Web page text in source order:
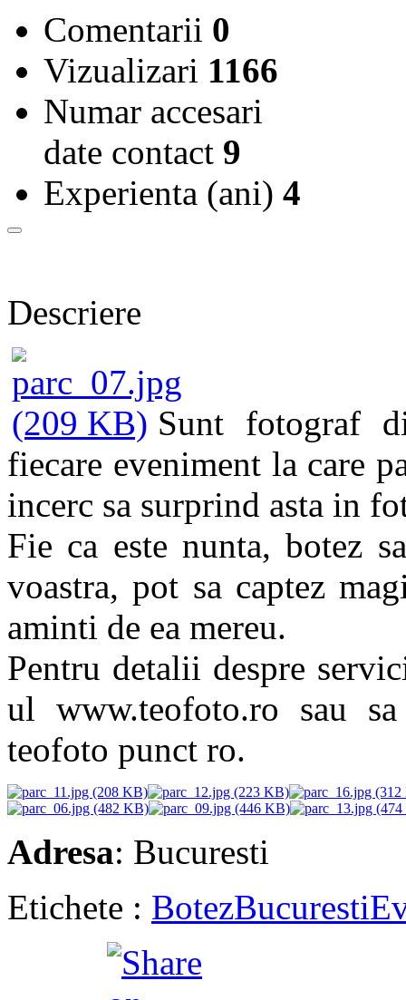
Comentarii 0
Vizualizari 1166
Numar accesari
date contact 9
Experienta (ani) 4
Descriere
Sunt fotograf
fiecare eveniment la care
incerc sa surprind asta in
Fie ca este nunta, botez
voastra, pot sa captez
aminti de ea mereu.
Pentru detalii despre
ul www.teofoto.ro sau
teofoto punct ro.
Adresa: Bucuresti
Etichete : BotezBucuresti